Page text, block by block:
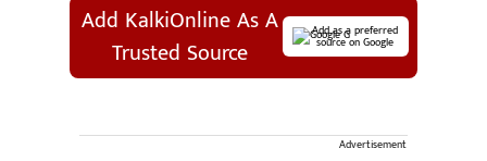
Add KalkiOnline As A
Trusted Source
Add as a preferred
source on Google
Advertisement